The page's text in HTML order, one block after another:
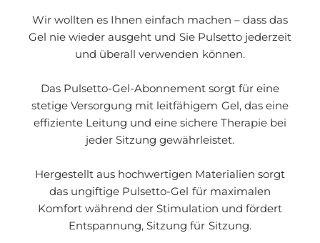
Wir wollten es Ihnen einfach machen – dass das
Gel nie wieder ausgeht und Sie Pulsetto jederzeit
und überall verwenden können.
Das Pulsetto-Gel-Abonnement sorgt für eine
stetige Versorgung mit leitfähigem Gel, das eine
effiziente Leitung und eine sichere Therapie bei
jeder Sitzung gewährleistet.
Hergestellt aus hochwertigen Materialien sorgt
das ungiftige Pulsetto-Gel für maximalen
Komfort während der Stimulation und fördert
Entspannung, Sitzung für Sitzung.